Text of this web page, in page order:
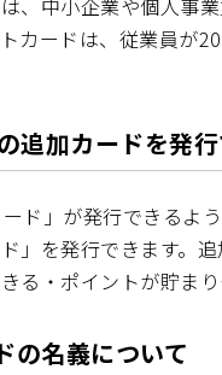
、中小企業や個人事
カードは、従業員が
追加カードを発
ド」が発行できるよ
」を発行できます。
る・ポイントが貯ま
の名義について